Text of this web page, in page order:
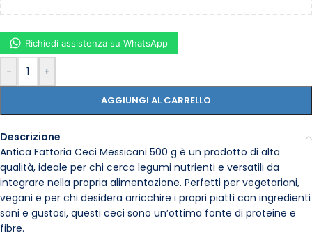
- +
AGGIUNGI AL CARRELLO
Richiedi assistenza su WhatsApp
Descrizione
Antica Fattoria Ceci Messicani 500 g è un prodotto di alta
qualità, ideale per chi cerca legumi nutrienti e versatili da
integrare nella propria alimentazione. Perfetti per vegetariani,
vegani e per chi desidera arricchire i propri piatti con ingredienti
sani e gustosi, questi ceci sono un’ottima fonte di proteine e
fibre.